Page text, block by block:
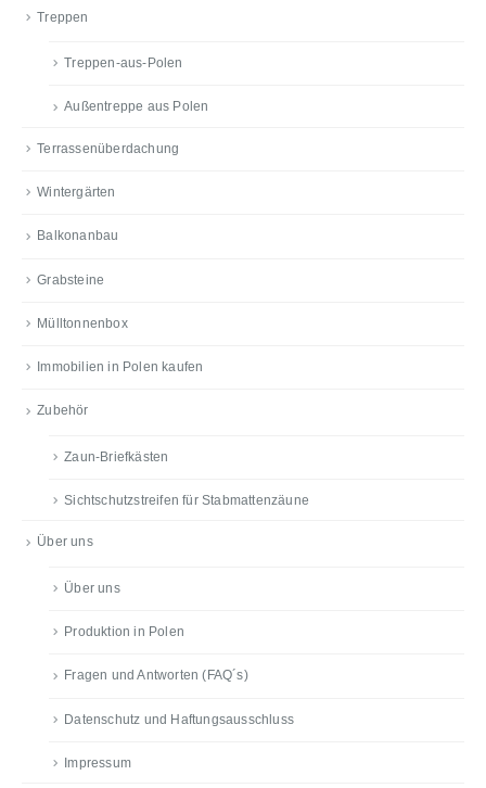
Treppen
Treppen-aus-Polen
Außentreppe aus Polen
Terrassenüberdachung
Wintergärten
Balkonanbau
Grabsteine
Mülltonnenbox
Immobilien in Polen kaufen
Zubehör
Zaun-Briefkästen
Sichtschutzstreifen für Stabmattenzäune
Über uns
Über uns
Produktion in Polen
Fragen und Antworten (FAQ´s)
Datenschutz und Haftungsausschluss
Impressum